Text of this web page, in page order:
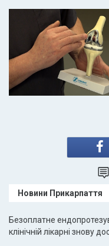
Новини Прикарпаття
Безоплатне
клінічній лікарні знову